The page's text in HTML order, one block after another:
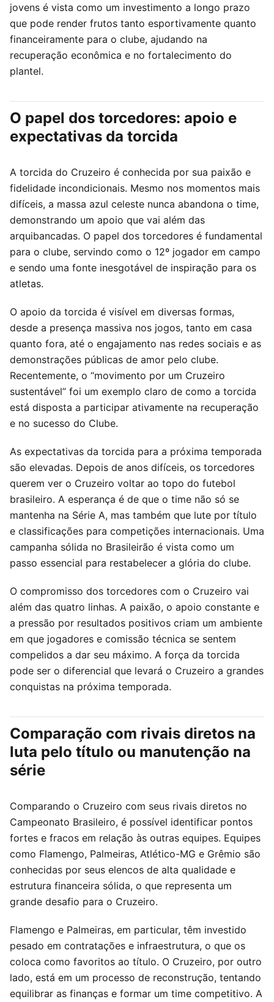
jovens é vista como um investimento a longo prazo
que pode render frutos tanto esportivamente quanto
financeiramente para o clube, ajudando na
recuperação econômica e no fortalecimento do
plantel.
O papel dos torcedores: apoio e
expectativas da torcida
A torcida do Cruzeiro é conhecida por sua paixão e
fidelidade incondicionais. Mesmo nos momentos mais
difíceis, a massa azul celeste nunca abandona o time,
demonstrando um apoio que vai além das
arquibancadas. O papel dos torcedores é fundamental
para o clube, servindo como o 12º jogador em campo
e sendo uma fonte inesgotável de inspiração para os
atletas.
O apoio da torcida é visível em diversas formas,
desde a presença massiva nos jogos, tanto em casa
quanto fora, até o engajamento nas redes sociais e as
demonstrações públicas de amor pelo clube.
Recentemente, o “movimento por um Cruzeiro
sustentável” foi um exemplo claro de como a torcida
está disposta a participar ativamente na recuperação
e no sucesso do Clube.
As expectativas da torcida para a próxima temporada
são elevadas. Depois de anos difíceis, os torcedores
querem ver o Cruzeiro voltar ao topo do futebol
brasileiro. A esperança é de que o time não só se
mantenha na Série A, mas também que lute por título
e classificações para competições internacionais. Uma
campanha sólida no Brasileirão é vista como um
passo essencial para restabelecer a glória do clube.
O compromisso dos torcedores com o Cruzeiro vai
além das quatro linhas. A paixão, o apoio constante e
a pressão por resultados positivos criam um ambiente
em que jogadores e comissão técnica se sentem
compelidos a dar seu máximo. A força da torcida
pode ser o diferencial que levará o Cruzeiro a grandes
conquistas na próxima temporada.
Comparação com rivais diretos na
luta pelo título ou manutenção na
série
Comparando o Cruzeiro com seus rivais diretos no
Campeonato Brasileiro, é possível identificar pontos
fortes e fracos em relação às outras equipes. Equipes
como Flamengo, Palmeiras, Atlético-MG e Grêmio são
conhecidas por seus elencos de alta qualidade e
estrutura financeira sólida, o que representa um
grande desafio para o Cruzeiro.
Flamengo e Palmeiras, em particular, têm investido
pesado em contratações e infraestrutura, o que os
coloca como favoritos ao título. O Cruzeiro, por outro
lado, está em um processo de reconstrução, tentando
equilibrar as finanças e formar um time competitivo. A